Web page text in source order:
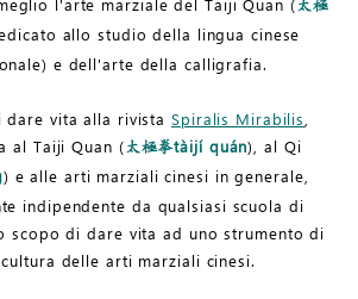
太極
allo studio della lingua cinese
e dell'arte della calligrafia.
dare vita alla rivistaSpiralis Mirabilis
al Taiji Quan ( 太極拳tàijí quán), al Qi
) e alle arti marziali cinesi in generale,
indipendente da qualsiasi scuola di
scopo di dare vita ad uno strumento di
delle arti marziali cinesi.